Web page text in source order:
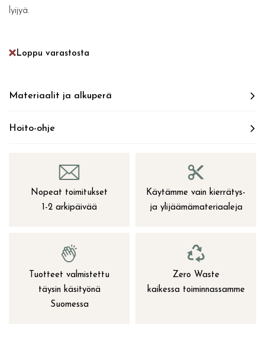
lyijyä.
Loppu varastosta
Materiaalit ja alkuperä
Hoito-ohje
Nopeat toimitukset
1-2 arkipäivää
Käytämme vain kierrätys-
ja ylijäämämateriaaleja
Tuotteet valmistettu
täysin käsityönä
Suomessa
Zero Waste
kaikessa toiminnassamme